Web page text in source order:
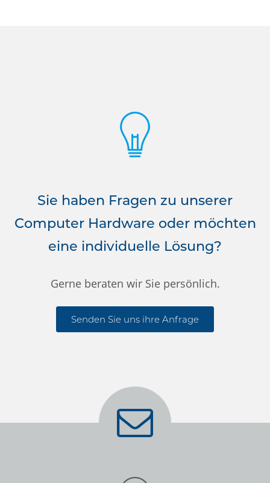
Sie haben Fragen zu unserer
Computer Hardware oder möchten
eine individuelle Lösung?
Gerne beraten wir Sie persönlich.
Senden Sie uns ihre Anfrage